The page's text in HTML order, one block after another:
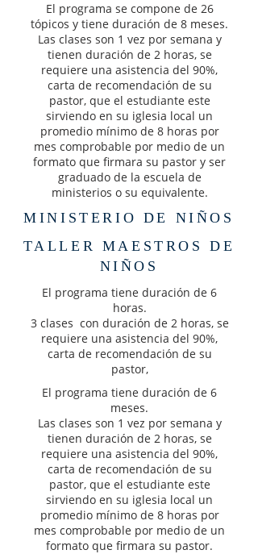
El programa se compone de 26
tópicos y tiene duración de 8 meses.
Las clases son 1 vez por semana y
tienen duración de 2 horas, se
requiere una asistencia del 90%,
carta de recomendación de su
pastor, que el estudiante este
sirviendo en su iglesia local un
promedio mínimo de 8 horas por
mes comprobable por medio de un
formato que firmara su pastor y ser
graduado de la escuela de
ministerios o su equivalente.
MINISTERIO DE NIÑOS
TALLER MAESTROS DE
NIÑOS
El programa tiene duración de 6
horas.
3 clases con duración de 2 horas, se
requiere una asistencia del 90%,
carta de recomendación de su
pastor,
El programa tiene duración de 6
meses.
Las clases son 1 vez por semana y
tienen duración de 2 horas, se
requiere una asistencia del 90%,
carta de recomendación de su
pastor, que el estudiante este
sirviendo en su iglesia local un
promedio mínimo de 8 horas por
mes comprobable por medio de un
formato que firmara su pastor.